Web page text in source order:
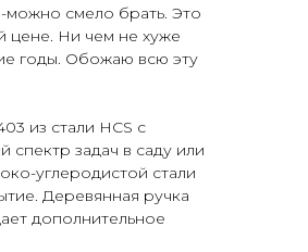
смело брать. Это
цене. Ни чем не хуже
годы. Обожаю всю эту
из стали HCS с
задач в саду или
углеродистой стали
Деревянная ручка
дополнительное